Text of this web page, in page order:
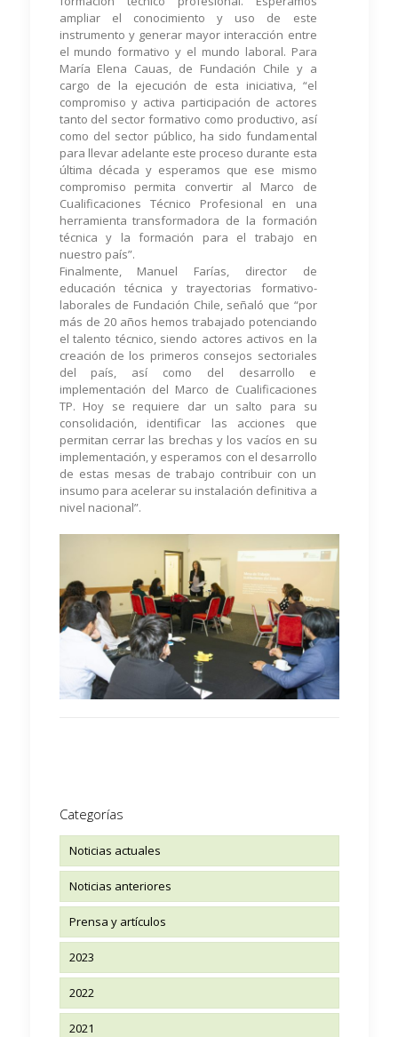
ampliar el conocimiento y uso de este
instrumento y generar mayor interacción entre
el mundo formativo y el mundo laboral. Para
María Elena Cauas, de Fundación Chile y a
cargo de la ejecución de esta iniciativa, “el
compromiso y activa participación de actores
tanto del sector formativo como productivo, así
como del sector público, ha sido fundamental
para llevar adelante este proceso durante esta
última década y esperamos que ese mismo
compromiso permita convertir al Marco de
Cualificaciones Técnico Profesional en una
herramienta transformadora de la formación
técnica y la formación para el trabajo en
nuestro país”.
Finalmente, Manuel Farías, director de
educación técnica y trayectorias formativo-
laborales de Fundación Chile, señaló que “por
más de 20 años hemos trabajado potenciando
el talento técnico, siendo actores activos en la
creación de los primeros consejos sectoriales
del país, así como del desarrollo e
implementación del Marco de Cualificaciones
TP. Hoy se requiere dar un salto para su
consolidación, identificar las acciones que
permitan cerrar las brechas y los vacíos en su
implementación, y esperamos con el desarrollo
de estas mesas de trabajo contribuir con un
insumo para acelerar su instalación definitiva a
nivel nacional”.
Categorías
Noticias actuales
Noticias anteriores
Prensa y artículos
2023
2022
2021